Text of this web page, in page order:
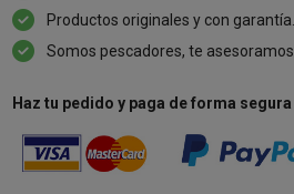
Productos originales y con garantía.
Somos pescadores, te asesoramos.
Haz tu pedido y paga de forma segura